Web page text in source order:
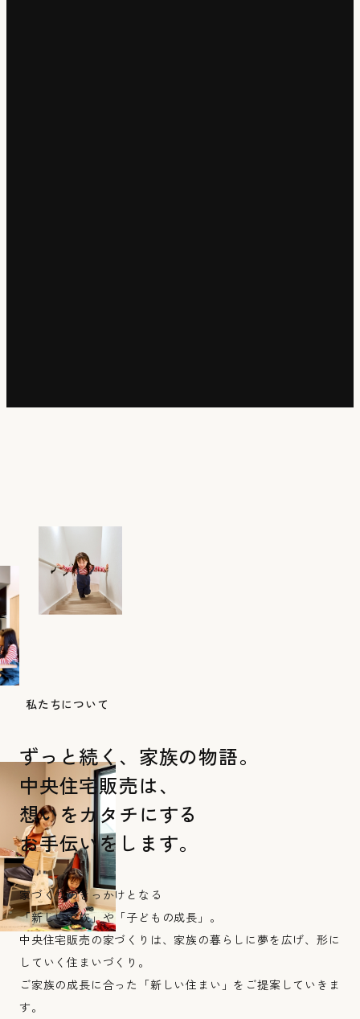
私たちについて
ずっと続く、家族の物語。
中央住宅販売は、
想いをカタチにする
お手伝いをします。
家づくりのきっかけとなる
「新しい家族」や「子どもの成長」。
中央住宅販売の家づくりは、 家族の暮らしに夢を広げ、形に
していく住まいづくり。
ご家族の成長に合った「新しい住まい」をご提案していきま
す。